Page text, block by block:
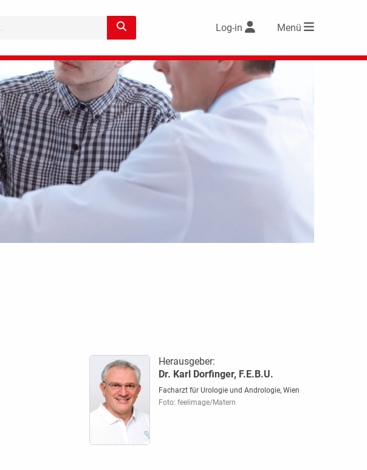
Log-in Menü
Herausgeber:
Dr. Karl Dorfinger, F.E.B.U.
Facharzt für Urologie und Andrologie, Wien
Foto: feelimage/Matern